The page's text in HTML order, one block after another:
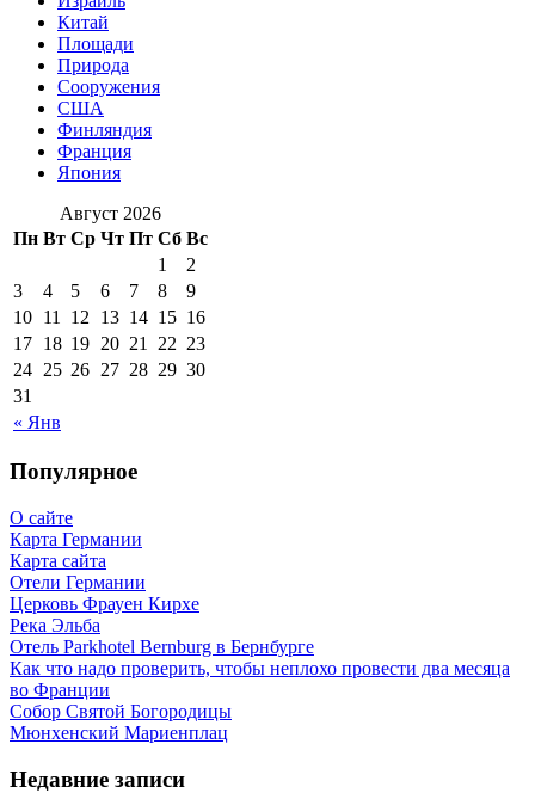
Китай
Площади
Природа
Сооружения
США
Финляндия
Франция
Япония
Август 2026
Пн Вт Ср Чт Пт Сб Вс
« Янв
1
2
3
4 5 6 7 8
9
10 11 12 13 14 15 16
17 18 19 20 21 22 23
24 25 26 27 28 29 30
31
Популярное
О сайте
Карта Германии
Карта сайта
Отели Германии
Церковь Фрауен Кирхе
Река Эльба
Отель Parkhotel Bernburg в Бернбурге
Как что надо проверить, чтобы неплохо провести два месяца
во Франции
Собор Святой Богородицы
Мюнхенский Мариенплац
Недавние записи